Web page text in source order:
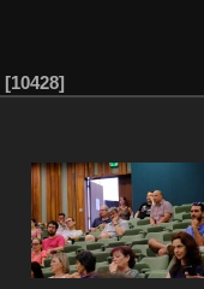
10428